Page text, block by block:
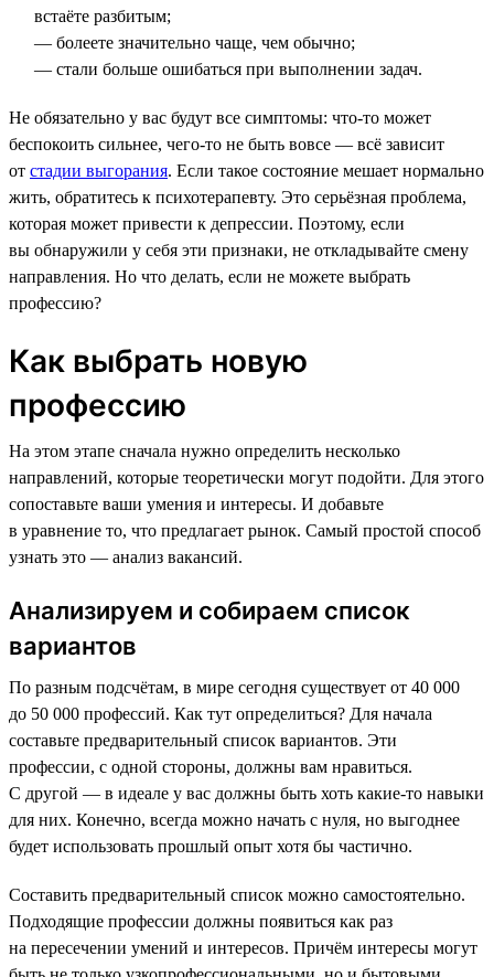
встаёте разбитым;
— болеете значительно чаще, чем обычно;
— стали больше ошибаться при выполнении задач.
Не обязательно у вас будут все симптомы: что-то может
беспокоить сильнее, чего-то не быть вовсе — всё зависит
от стадии выгорания. Если такое состояние мешает нормально
жить, обратитесь к психотерапевту. Это серьёзная проблема,
которая может привести к депрессии. Поэтому, если
вы обнаружили у себя эти признаки, не откладывайте смену
направления. Но что делать, если не можете выбрать
профессию?
Как выбрать новую
профессию
На этом этапе сначала нужно определить несколько
направлений, которые теоретически могут подойти. Для этого
сопоставьте ваши умения и интересы. И добавьте
в уравнение то, что предлагает рынок. Самый простой способ
узнать это — анализ вакансий.
Анализируем и собираем список
вариантов
По разным подсчётам, в мире сегодня существует от 40 000
до 50 000 профессий. Как тут определиться? Для начала
составьте предварительный список вариантов. Эти
профессии, с одной стороны, должны вам нравиться.
С другой — в идеале у вас должны быть хоть какие-то навыки
для них. Конечно, всегда можно начать с нуля, но выгоднее
будет использовать прошлый опыт хотя бы частично.
Составить предварительный список можно самостоятельно.
Подходящие профессии должны появиться как раз
на пересечении умений и интересов. Причём интересы могут